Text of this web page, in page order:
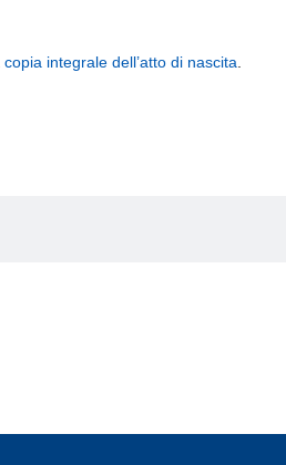
copia integrale dell’atto di nascita